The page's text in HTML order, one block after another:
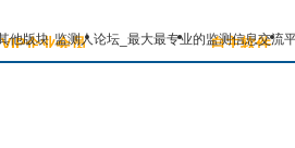
VIP企业会员 监测照片 自主软件
监测人论坛_最大最专业的监测信息交流